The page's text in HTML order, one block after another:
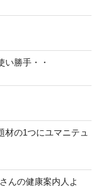
い勝手・・
の1つにユマニテュ
んの健康案内人よ